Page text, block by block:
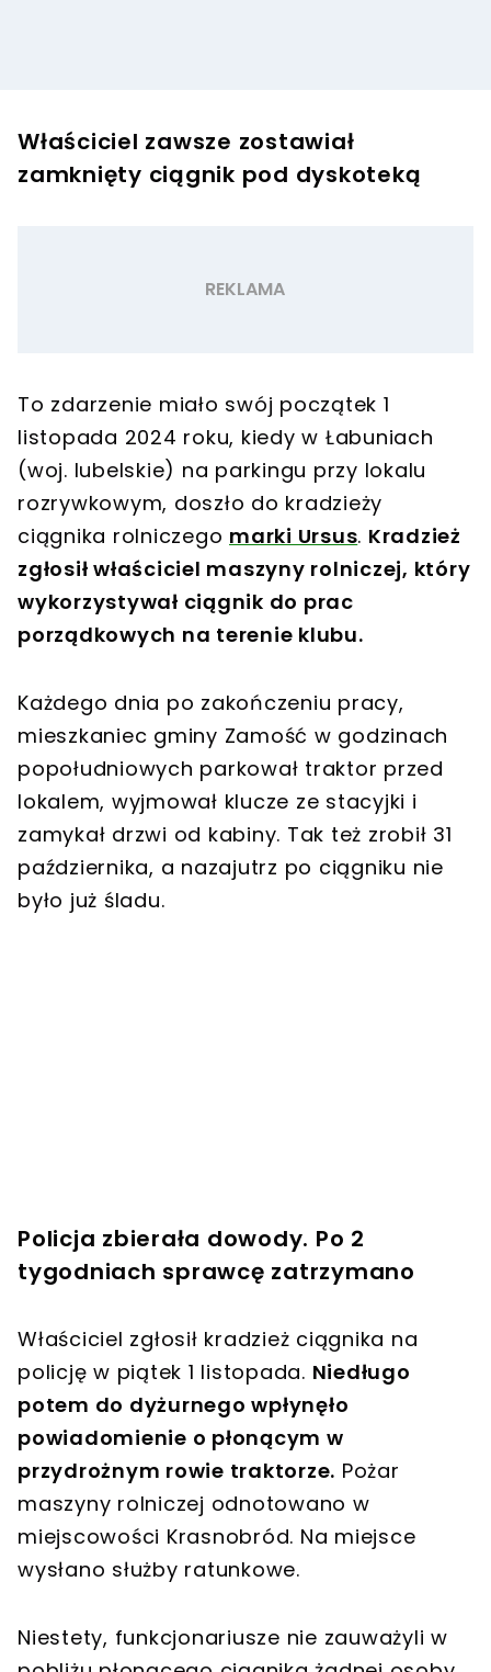
Właściciel zawsze zostawiał
zamknięty ciągnik pod dyskoteką
To zdarzenie miało swój początek 1
listopada 2024 roku, kiedy w Łabuniach
(woj. lubelskie) na parkingu przy lokalu
rozrywkowym, doszło do kradzieży
ciągnika rolniczego marki Ursus. Kradzież
zgłosił właściciel maszyny rolniczej, który
wykorzystywał ciągnik do prac
porządkowych na terenie klubu.
Każdego dnia po zakończeniu pracy,
mieszkaniec gminy Zamość w godzinach
popołudniowych parkował traktor przed
lokalem, wyjmował klucze ze stacyjki i
zamykał drzwi od kabiny. Tak też zrobił 31
października, a nazajutrz po ciągniku nie
było już śladu.
Policja zbierała dowody. Po 2
tygodniach sprawcę zatrzymano
Właściciel zgłosił kradzież ciągnika na
policję w piątek 1 listopada. Niedługo
potem do dyżurnego wpłynęło
powiadomienie o płonącym w
przydrożnym rowie traktorze. Pożar
maszyny rolniczej odnotowano w
miejscowości Krasnobród. Na miejsce
wysłano służby ratunkowe.
Niestety, funkcjonariusze nie zauważyli w